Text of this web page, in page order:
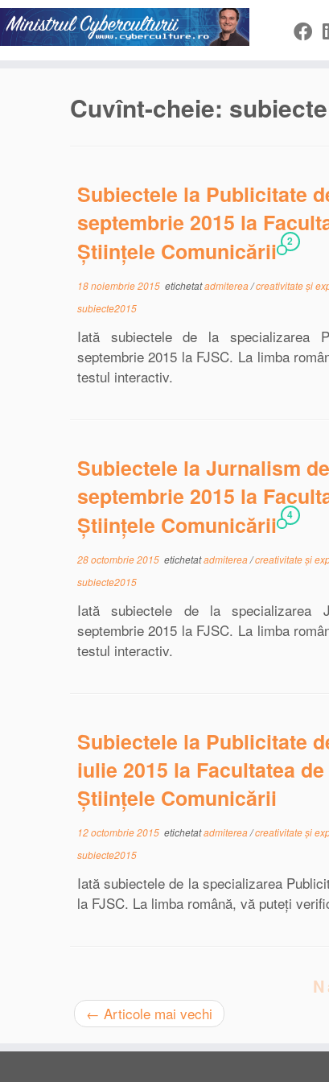
Sari
la
Cuvînt-cheie: subiecte
Subiectele la Publicitate
septembrie 2015 la
Științele Comunicării
2
18 noiembrie 2015etichetatadmiterea/creativitate și
subiecte2015
Iată subiectele de la specializarea
septembrie 2015 la FJSC. La limba
testul interactiv.
Subiectele la Jurnalism
septembrie 2015 la
Științele Comunicării
4
28 octombrie 2015etichetatadmiterea/creativitate și
subiecte2015
Iată subiectele de la specializarea
septembrie 2015 la FJSC. La limba
testul interactiv.
Subiectele la Publicitate
iulie 2015 la Facultatea
Științele Comunicării
12 octombrie 2015etichetatadmiterea/creativitate și
subiecte2015
Iată subiectele de la specializarea
la FJSC. La limba română, vă puteți
← Articole mai vechi